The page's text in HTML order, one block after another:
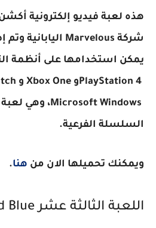
هذه لعبة فيديو إلكترونية
شركة Marvelous
يمكن استخدامها على أنظمة
PlayStation 4و Xbox One و
Microsoft Windows، وهي لعبة
السلسلة الفرعية.
ويمكنك تحميلها الان من هنا.
اللعبة الثالثة عشرBlue